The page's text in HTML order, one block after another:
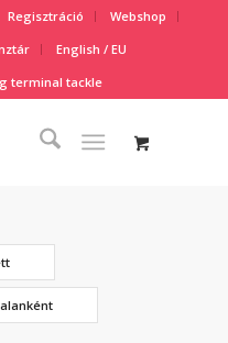
Regisztráció
Webshop
English / EU
terminal tackle